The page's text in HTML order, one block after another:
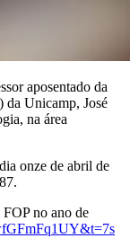
aposentado da
da Unicamp, José
na área
onze de abril de
no ano de